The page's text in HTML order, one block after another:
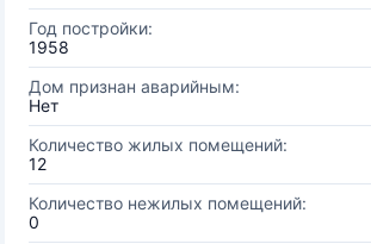
Год постройки:
1958
Дом признан аварийным:
Нет
Количество жилых помещений:
12
Количество нежилых помещений:
0